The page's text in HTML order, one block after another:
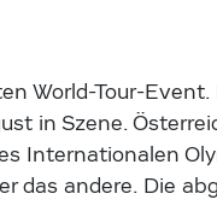
World-Tour-Event.
in Szene.
Internationalen
das andere. Die